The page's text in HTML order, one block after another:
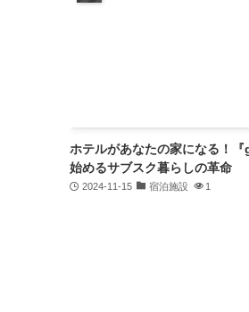
ホテルがあなたの家になる！
始めるサブスク暮らしの革命
2024-11-15 宿泊施設 1